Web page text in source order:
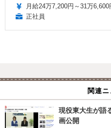
月給24万7,200円～31万6,600
正社員
関連ニ
現役東大生が語
画公開